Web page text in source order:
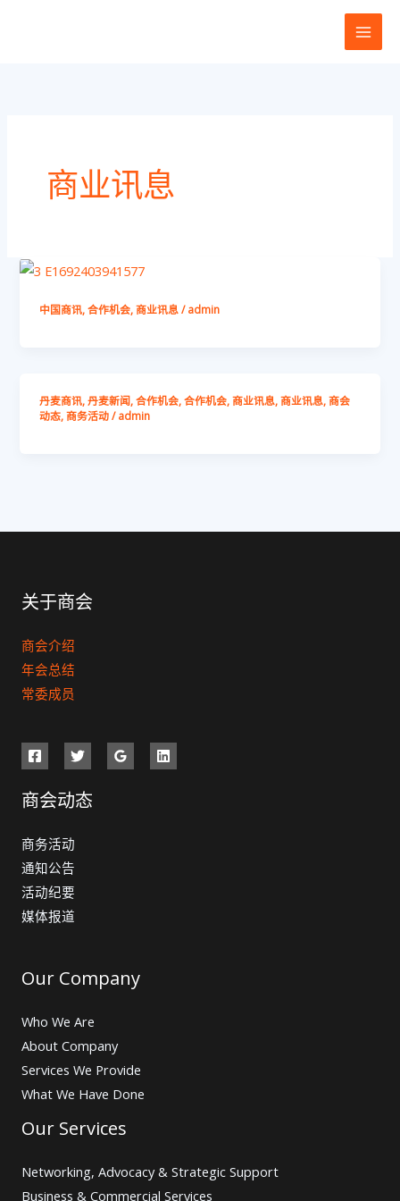
商业讯息
中国商讯,合作机会,商业讯息/admin
丹麦商讯,丹麦新闻,合作机会,合作机会,商业讯息,商业讯息,商会
动态,商务活动/admin
关于商会
商会介绍
年会总结
常委成员
商会动态
商务活动
通知公告
活动纪要
媒体报道
Our Company
Who We Are
About Company
Services We Provide
What We Have Done
Our Services
Networking, Advocacy & Strategic Support
Business & Commercial Services